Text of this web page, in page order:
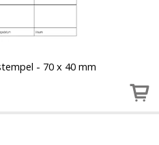
- 70 x 40 mm